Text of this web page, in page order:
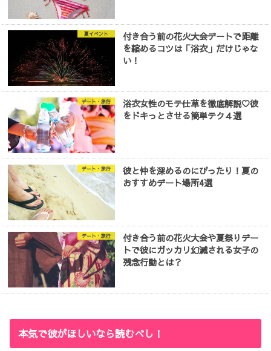
夏イベント
付き合う前の花火大会デートで距離
を縮めるコツは「浴衣」だけじゃな
い！
デート・旅行
浴衣女性のモテ仕草を徹底解説♡彼
をドキっとさせる簡単テク４選
デート・旅行
彼と仲を深めるのにぴったり！夏の
おすすめデート場所4選
デート・旅行
付き合う前の花火大会や夏祭りデー
トで彼にガッカリ幻滅される女子の
残念行動とは？
本気で彼がほしいなら読むべし！